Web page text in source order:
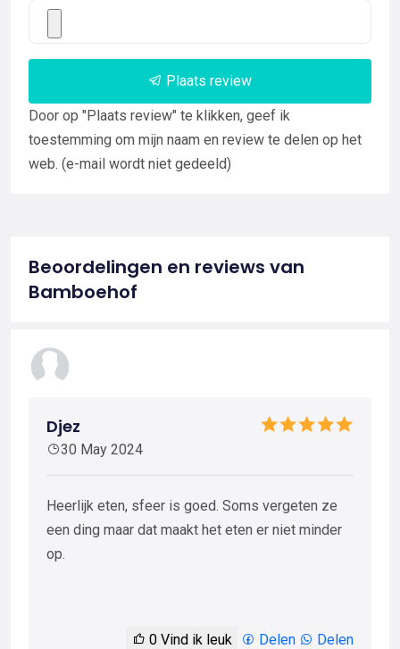
Plaats review
Door op "Plaats review" te klikken, geef ik
toestemming om mijn naam en review te delen op het
web. (e-mail wordt niet gedeeld)
Beoordelingen en reviews van
Bamboehof
Djez
30 May 2024
Heerlijk eten, sfeer is goed. Soms vergeten ze
een ding maar dat maakt het eten er niet minder
op.
0 Vind ik leuk Delen Delen